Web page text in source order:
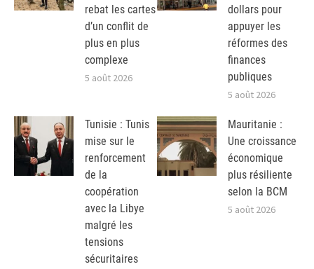
rebat les cartes
d’un conflit de
plus en plus
complexe
5 août 2026
dollars pour
appuyer les
réformes des
finances
publiques
5 août 2026
Tunisie : Tunis
mise sur le
renforcement
de la
coopération
avec la Libye
malgré les
tensions
sécuritaires
Mauritanie :
Une croissance
économique
plus résiliente
selon la BCM
5 août 2026